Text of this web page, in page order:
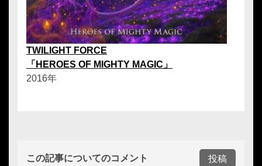
TWILIGHT FORCE
「HEROES OF MIGHTY MAGIC」
2016年
この記事についてのコメント 投稿